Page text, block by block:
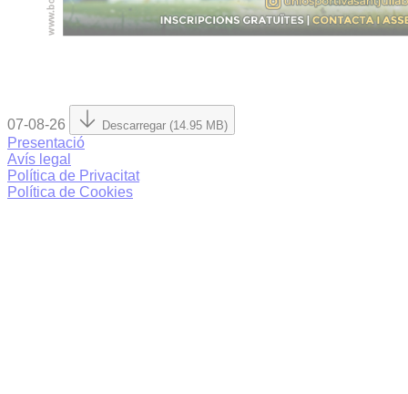
07-08-26 Descarregar (14.95 MB)
Presentació
Avís legal
Política de Privacitat
Política de Cookies